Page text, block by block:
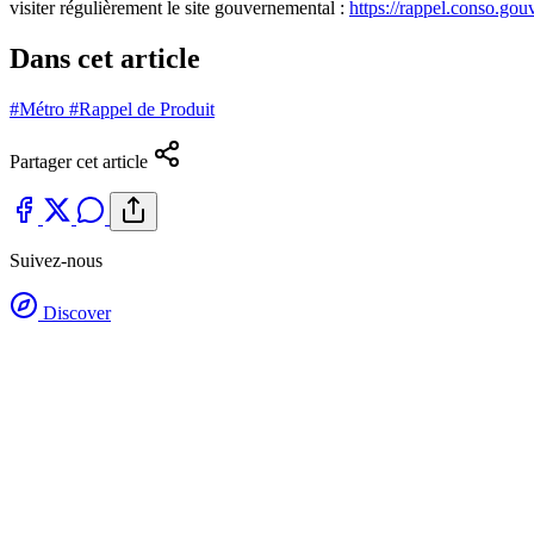
visiter régulièrement le site gouvernemental : https://
Dans cet article
#Métro #Rappel de Produit
Partager cet article
Suivez-nous
Discover